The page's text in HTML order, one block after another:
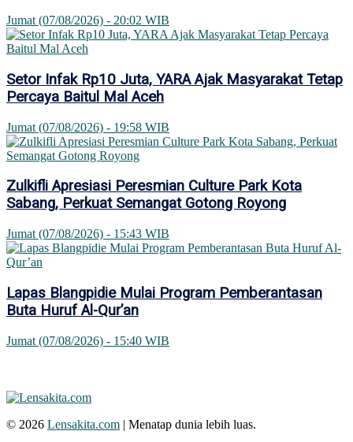
Jumat (07/08/2026) - 20:02 WIB
Setor Infak Rp10 Juta, YARA Ajak Masyarakat Tetap
Percaya Baitul Mal Aceh
Jumat (07/08/2026) - 19:58 WIB
Zulkifli Apresiasi Peresmian Culture Park Kota
Sabang, Perkuat Semangat Gotong Royong
Jumat (07/08/2026) - 15:43 WIB
Lapas Blangpidie Mulai Program Pemberantasan
Buta Huruf Al-Qur’an
Jumat (07/08/2026) - 15:40 WIB
© 2026 Lensakita.com | Menatap dunia lebih luas.